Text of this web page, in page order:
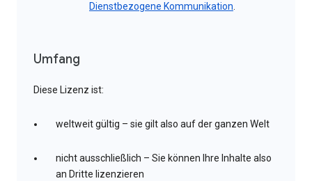
Dienstbezogene Kommunikation.
Umfang
Diese Lizenz ist:
weltweit gültig – sie gilt also auf der ganzen Welt
nicht ausschließlich – Sie können Ihre Inhalte also
an Dritte lizenzieren